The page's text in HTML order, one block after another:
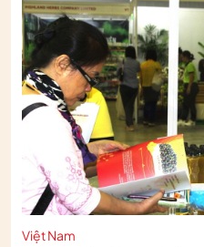
Việt Nam